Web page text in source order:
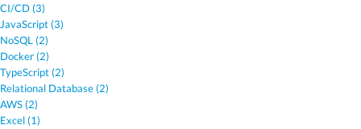
CI/CD (3)
JavaScript (3)
NoSQL (2)
Docker (2)
TypeScript (2)
Relational Database (2)
AWS (2)
Excel (1)